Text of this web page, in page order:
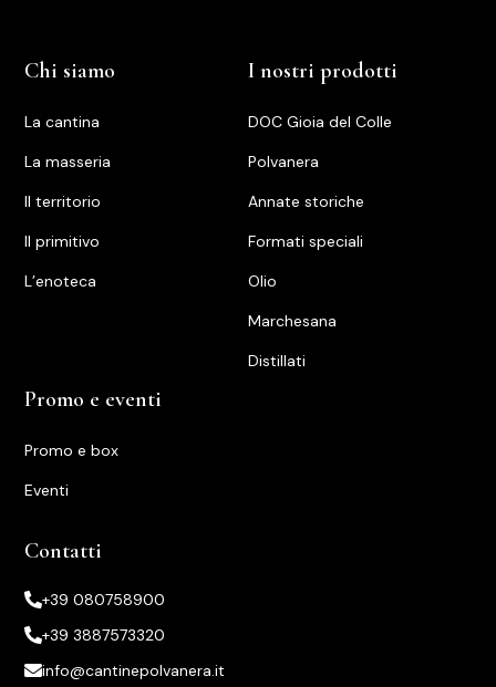
Chi siamo
La cantina
La masseria
Il territorio
ll primitivo
L’enoteca
I nostri prodotti
DOC Gioia del Colle
Polvanera
Annate storiche
Formati speciali
Olio
Marchesana
Distillati
Promo e eventi
Promo e box
Eventi
Contatti
+39 080758900
+39 3887573320
info@cantinepolvanera.it